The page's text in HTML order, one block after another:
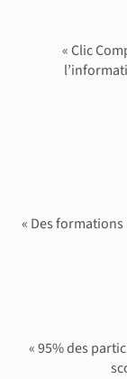
« Clic
« Des
« 95% des